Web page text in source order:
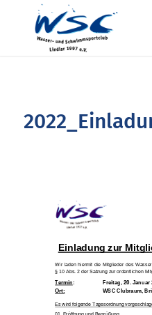
Einladung zur
Wir laden hiermit die Mitglieder des Wasser
§ 10 Abs. 2 der Satzung zur ordentlichen
Termin: Freitag 20 Januar
Ort:
WSC Clubraum,
Es wird folgende Tagesordnung
01.
Eröffnung und Begrüßung